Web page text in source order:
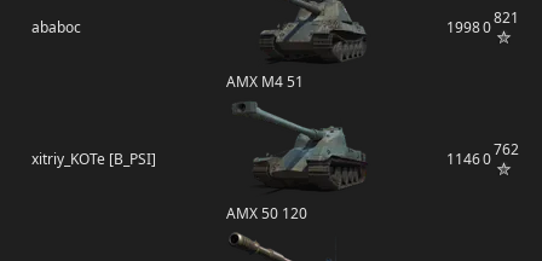
ababoc
AMX M4 51
19980821
xitriy_KOTe [B_PSI]
AMX 50 120
11460762